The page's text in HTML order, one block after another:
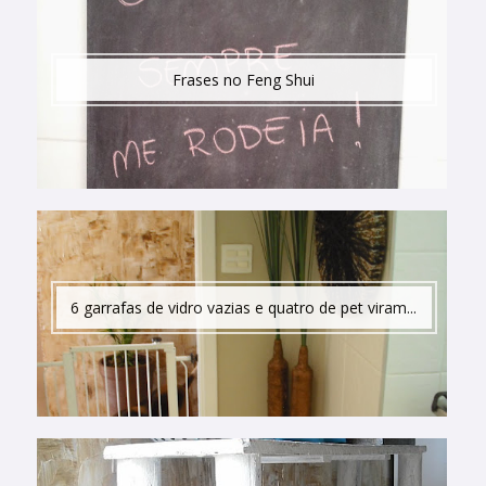
Frases no Feng Shui
6 garrafas de vidro vazias e quatro de pet viram...